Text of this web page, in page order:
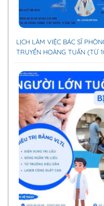
LỊCH LÀM VIỆC BÁC SĨ
TRUYỀN HOÀNG TUẤN